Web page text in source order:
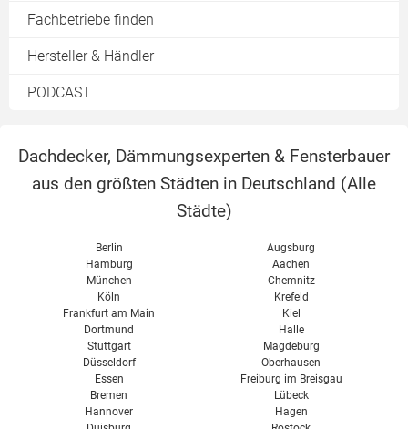
Perlite
PUR / PIR
Steinwolle
Zelluloseplatten
Korkdämmplatten
Vergleich
Kosten
Firmen finden
Dämmmatten
Fachbetriebe finden
Hersteller & Händler
PODCAST
Dachdecker, Dämmungsexperten & Fensterbauer
aus den größten Städten in Deutschland (Alle
Städte)
Berlin
Hamburg
München
Köln
Frankfurt am Main
Dortmund
Stuttgart
Düsseldorf
Essen
Bremen
Hannover
Augsburg
Aachen
Chemnitz
Krefeld
Kiel
Halle
Magdeburg
Oberhausen
Freiburg im Breisgau
Lübeck
Hagen